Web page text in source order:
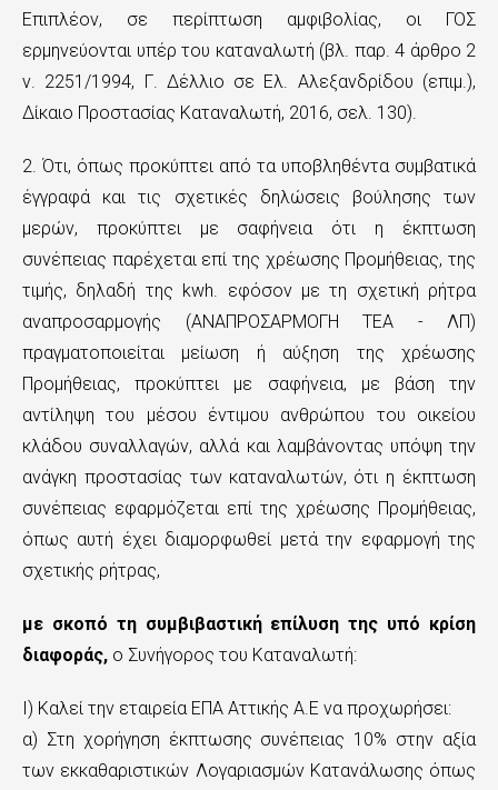
Επιπλέον, σε περίπτωση αμφιβολίας, οι ΓΟΣ
ερμηνεύονται υπέρ του καταναλωτή (βλ. παρ. 4 άρθρο 2
ν. 2251/1994, Γ. Δέλλιο σε Ελ. Αλεξανδρίδου (επιμ.),
Δίκαιο Προστασίας Καταναλωτή, 2016, σελ. 130).
2. Ότι, όπως προκύπτει από τα υποβληθέντα συμβατικά
έγγραφά και τις σχετικές δηλώσεις βούλησης των
μερών, προκύπτει με σαφήνεια ότι η έκπτωση
συνέπειας παρέχεται επί της χρέωσης Προμήθειας, της
τιμής, δηλαδή της kwh. εφόσον με τη σχετική ρήτρα
αναπροσαρμογής (ΑΝΑΠΡΟΣΑΡΜΟΓΗ ΤΕΑ - ΛΠ)
πραγματοποιείται μείωση ή αύξηση της χρέωσης
Προμήθειας, προκύπτει με σαφήνεια, με βάση την
αντίληψη του μέσου έντιμου ανθρώπου του οικείου
κλάδου συναλλαγών, αλλά και λαμβάνοντας υπόψη την
ανάγκη προστασίας των καταναλωτών, ότι η έκπτωση
συνέπειας εφαρμόζεται επί της χρέωσης Προμήθειας,
όπως αυτή έχει διαμορφωθεί μετά την εφαρμογή της
σχετικής ρήτρας,
με σκοπό τη συμβιβαστική επίλυση της υπό κρίση
διαφοράς, ο Συνήγορος του Καταναλωτή:
Ι) Καλεί την εταιρεία EΠΑ Αττικής Α.Ε να προχωρήσει:
α) Στη χορήγηση έκπτωσης συνέπειας 10% στην αξία
των εκκαθαριστικών Λογαριασμών Κατανάλωσης όπως